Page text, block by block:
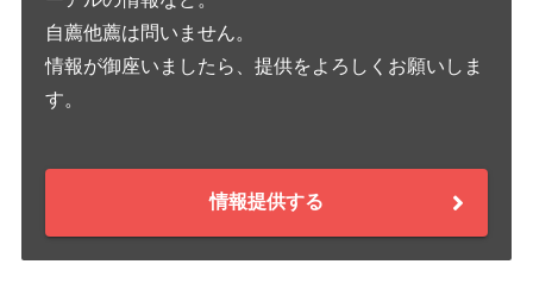
自薦他薦は問いません。
情報が御座いましたら、提供をよろしくお願いしま
す。
情報提供する